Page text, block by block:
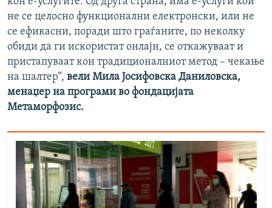
не се целосно функционални електронски, или не
се ефикасни, поради што граѓаните, по неколку
обиди да ги искористат онлајн, се откажуваат и
пристапуваат кон традиционалниот метод – чекање
на шалтер“, вели Мила Јосифовска Даниловска,
менаџер на програми во фондацијата
Метаморфозис.